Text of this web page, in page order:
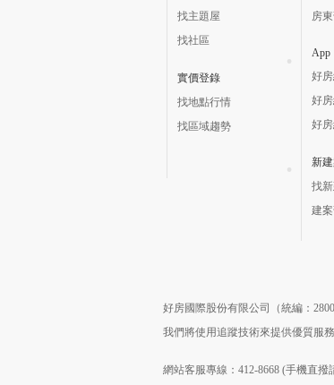
找主題屋
找社區
實價登錄
找地點行情
找區域趨勢
房
App
好
好
好
新
找
建
好房國際股份有限公司（統編：
我們將使用追蹤技術來提供優質服
網站客服專線：412-8668 (手機直